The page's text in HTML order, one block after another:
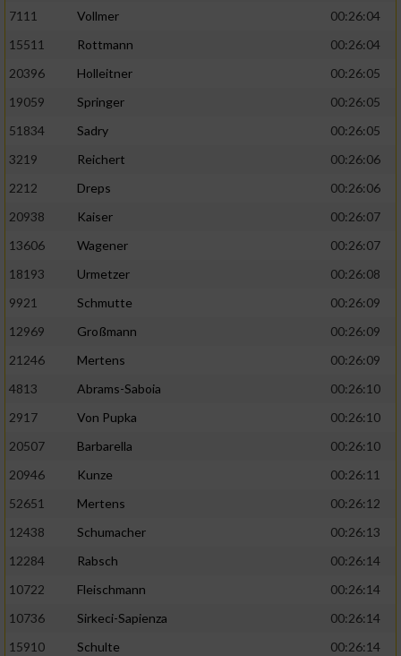
7111
Vollmer
00:26:04
15511
Rottmann
00:26:04
20396
Holleitner
00:26:05
19059
Springer
00:26:05
51834
Sadry
00:26:05
3219
Reichert
00:26:06
2212
Dreps
00:26:06
20938
Kaiser
00:26:07
13606
Wagener
00:26:07
18193
Urmetzer
00:26:08
9921
Schmutte
00:26:09
12969
Großmann
00:26:09
21246
Mertens
00:26:09
4813
Abrams-Saboia
00:26:10
2917
Von Pupka
00:26:10
20507
Barbarella
00:26:10
20946
Kunze
00:26:11
52651
Mertens
00:26:12
12438
Schumacher
00:26:13
12284
Rabsch
00:26:14
10722
Fleischmann
00:26:14
10736
Sirkeci-Sapienza
00:26:14
15910
Schulte
00:26:14